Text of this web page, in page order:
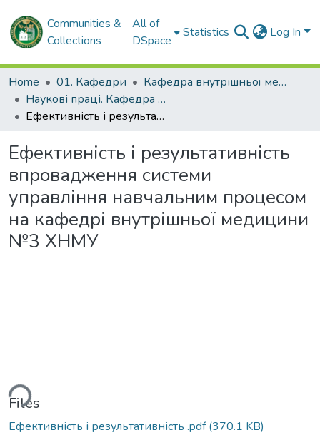
Communities &
Collections
All of
DSpace
Statistics Log In
Home 01. Кафедри
Кафедра внутрішньої медицини № 3 та ендокринології
Наукові праці. Кафедра внутрішньої медицини № 3 та ендокринології
Ефективність і результативність впровадження системи управління навчальним процесом на кафедрі внутрішньої медицини №3 ХНМУ
Ефективність і результативність
впровадження системи
управління навчальним процесом
на кафедрі внутрішньої медицини
№3 ХНМУ
Files
Ефективність і результативність .pdf(370.1 KB)